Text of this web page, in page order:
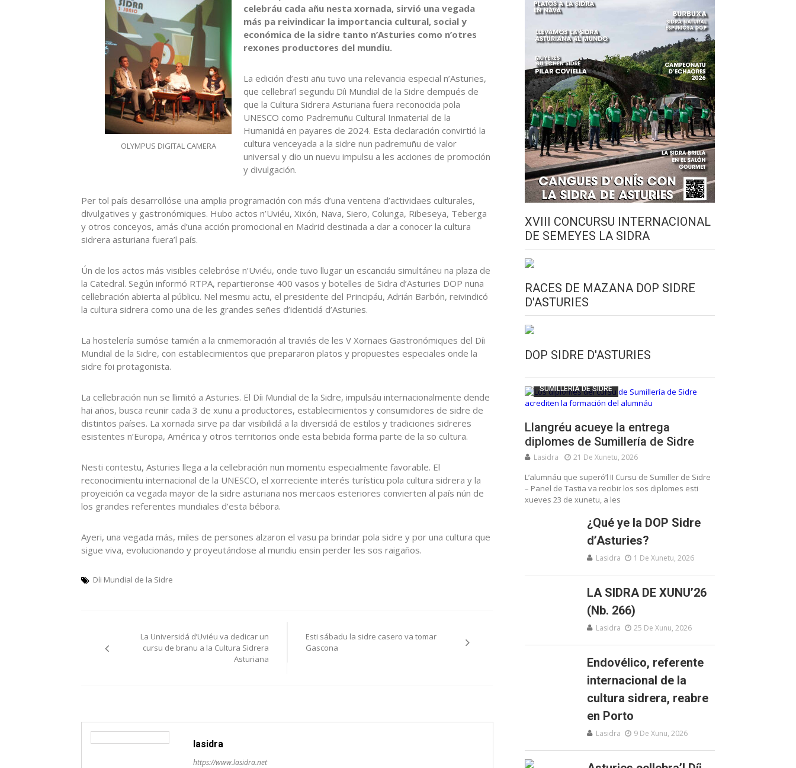
OLYMPUS DIGITAL CAMERA
celebráu cada añu nesta xornada, sirvió una vegada
más pa reivindicar la importancia cultural, social y
económica de la sidre tanto n’Asturies como n’otres
rexones productores del mundiu.
La edición d’esti añu tuvo una relevancia especial n’Asturies,
que cellebra’l segundu Díi Mundial de la Sidre dempués de
que la Cultura Sidrera Asturiana fuera reconocida pola
UNESCO como Padremuñu Cultural Inmaterial de la
Humanidá en payares de 2024. Esta declaración convirtió la
cultura venceyada a la sidre nun padremuñu de valor
universal y dio un nuevu impulsu a les acciones de promoción
y divulgación.
Per tol país desarrollóse una amplia programación con más d’una ventena d’actividaes culturales,
divulgatives y gastronómiques. Hubo actos n’Uviéu, Xixón, Nava, Siero, Colunga, Ribeseya, Teberga
y otros conceyos, amás d’una acción promocional en Madrid destinada a dar a conocer la cultura
sidrera asturiana fuera’l país.
Ún de los actos más visibles celebróse n’Uviéu, onde tuvo llugar un escanciáu simultáneu na plaza de
la Catedral. Según informó RTPA, repartieronse 400 vasos y botelles de Sidra d’Asturies DOP nuna
cellebración abierta al públicu. Nel mesmu actu, el presidente del Principáu, Adrián Barbón, reivindicó
la cultura sidrera como una de les grandes señes d’identidá d’Asturies.
La hostelería sumóse tamién a la cnmemoración al traviés de les V Xornaes Gastronómiques del Díi
Mundial de la Sidre, con establecimientos que prepararon platos y propuestes especiales onde la
sidre foi protagonista.
La cellebración nun se llimitó a Asturies. El Díi Mundial de la Sidre, impulsáu internacionalmente dende
hai años, busca reunir cada 3 de xunu a productores, establecimientos y consumidores de sidre de
distintos países. La xornada sirve pa dar visibilidá a la diversidá de estilos y tradiciones sidreres
esistentes n’Europa, América y otros territorios onde esta bebida forma parte de la so cultura.
Nesti contestu, Asturies llega a la cellebración nun momentu especialmente favorable. El
reconocimientu internacional de la UNESCO, el xorreciente interés turísticu pola cultura sidrera y la
proyeición ca vegada mayor de la sidre asturiana nos mercaos esteriores convierten al país nún de
los grandes referentes mundiales d’esta bébora.
Ayeri, una vegada más, miles de persones alzaron el vasu pa brindar pola sidre y por una cultura que
sigue viva, evolucionando y proyeutándose al mundiu ensin perder les sos raigaños.
Díi Mundial de la Sidre
pelos
La Universidá d’Uviéu va dedicar un
cursu de branu a la Cultura Sidrera
Asturiana
Esti sábadu la sidre casero va tomar
Gascona
lasidra
https://www.lasidra.net
XVIII CONCURSU INTERNACIONAL
DE SEMEYES LA SIDRA
RACES DE MAZANA DOP SIDRE
D'ASTURIES
DOP SIDRE D'ASTURIES
ESCUELA DE SUMILLERÍA DE LA SIDRE
SUMILLERÍA DE SIDRE
Llangréu acueye la entrega
diplomes de Sumillería de Sidre
Lasidra 21 De Xunetu, 2026
L’alumnáu que superó’l II Cursu de Sumiller de Sidre
– Panel de Tastia va recibir los sos diplomes esti
xueves 23 de xunetu, a les
¿Qué ye la DOP Sidre
d’Asturies?
Lasidra 1 De Xunetu, 2026
LA SIDRA DE XUNU’26
(Nb. 266)
Lasidra 25 De Xunu, 2026
Endovélico, referente
internacional de la
cultura sidrera, reabre
en Porto
Lasidra 9 De Xunu, 2026